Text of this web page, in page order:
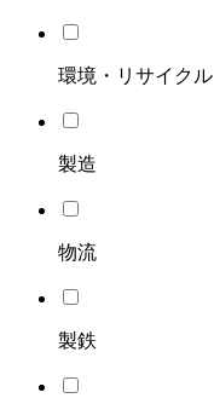
環境・リサイクル
製造
物流
製鉄